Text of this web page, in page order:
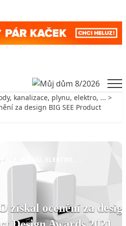
kanalizace, plynu, elektro, ... >
za design BIG SEE Product
PLYNU, ELEKTRO, ...
získal ocenění za